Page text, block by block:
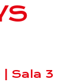
Sala 3